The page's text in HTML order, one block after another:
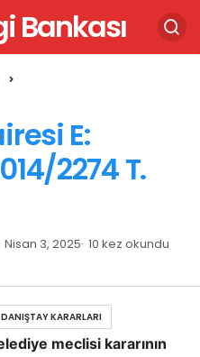
Bankası
E:
2274 T.
Nisan 3, 2025 10 kez okundu
meclisi kararının
KARARLARI